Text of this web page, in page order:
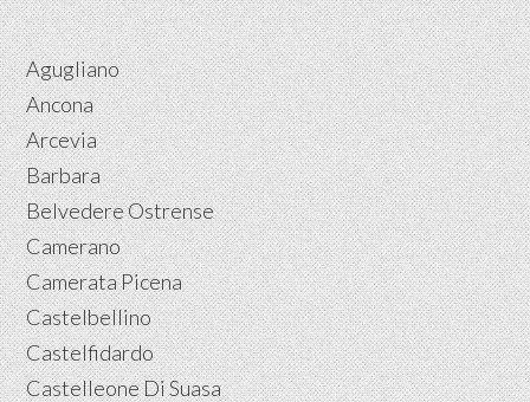
Agugliano
Ancona
Arcevia
Barbara
Belvedere Ostrense
Camerano
Camerata Picena
Castelbellino
Castelfidardo
Castelleone Di Suasa